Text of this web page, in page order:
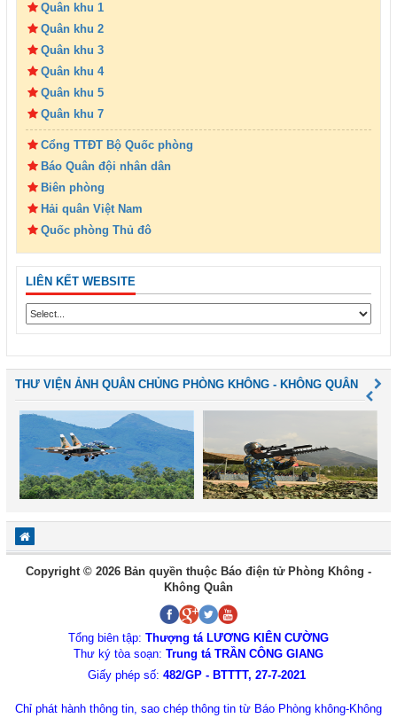
Quân khu 1
Quân khu 2
Quân khu 3
Quân khu 4
Quân khu 5
Quân khu 7
Cổng TTĐT Bộ Quốc phòng
Báo Quân đội nhân dân
Biên phòng
Hải quân Việt Nam
Quốc phòng Thủ đô
LIÊN KẾT WEBSITE
THƯ VIỆN ẢNH QUÂN CHỦNG PHÒNG KHÔNG - KHÔNG QUÂN
Copyright © 2026 Bản quyền thuộc Báo điện tử Phòng Không -
Không Quân
Tổng biên tập: Thượng tá LƯƠNG KIÊN CƯỜNG
Thư ký tòa soạn: Trung tá TRẦN CÔNG GIANG
Giấy phép số: 482/GP - BTTTT, 27-7-2021
Chỉ phát hành thông tin, sao chép thông tin từ Báo Phòng không-Không